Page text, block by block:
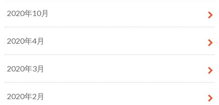
2020年10月
2020年4月
2020年3月
2020年2月